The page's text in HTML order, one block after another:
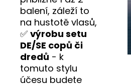
balení, záleží to
na hustotě vlasů,
✅ výrobu setu
DE/SE copů či
dredů - k
tomuto stylu
účesu budete